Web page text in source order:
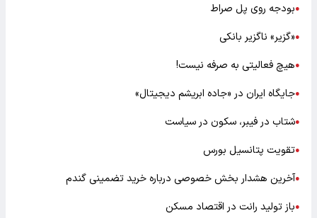
●بودجه روی پل صراط
●«گزیر» ناگزیر بانکی
●هیچ فعالیتی به صرفه نیست!
●جایگاه ایران در «جاده ابریشم دیجیتال»
●شتاب در فیبر، سکون در سیاست
●تقویت پتانسیل بورس
●آخرین هشدار بخش خصوصی درباره خرید تضمینی گندم
●باز تولید رانت در اقتصاد مسکن